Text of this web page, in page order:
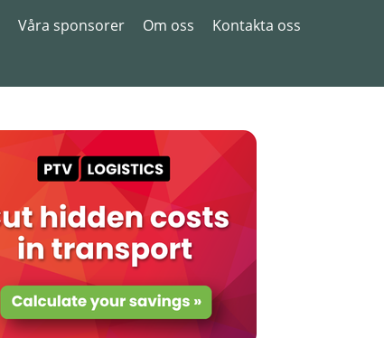
Våra sponsorer Om oss
Kontakta oss